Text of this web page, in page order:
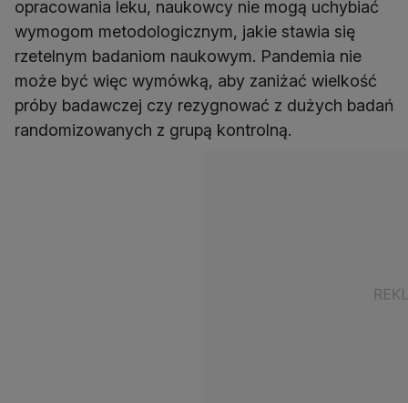
opracowania leku, naukowcy nie mogą uchybiać
wymogom metodologicznym, jakie stawia się
rzetelnym badaniom naukowym. Pandemia nie
może być więc wymówką, aby zaniżać wielkość
próby badawczej czy rezygnować z dużych badań
randomizowanych z grupą kontrolną.